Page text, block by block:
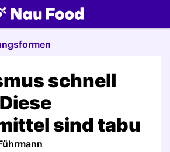
schnell
sind tabu